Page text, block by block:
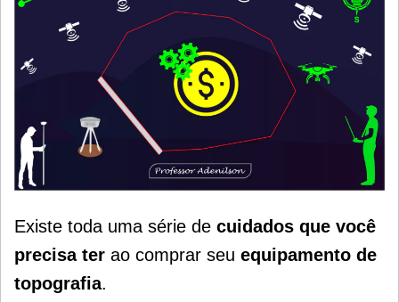
Existe toda uma série de cuidados que você
precisa ter ao comprar seu equipamento de
topografia.